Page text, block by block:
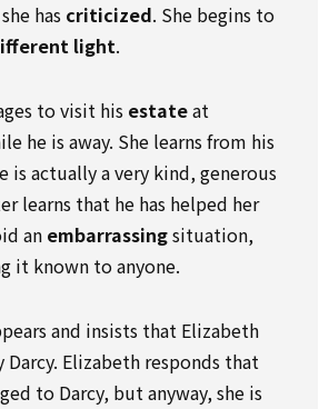
has criticized. She begins to
light.
to visit his estateat
he is away. She learns from his
is actually a very kind, generous
learns that he has helped her
an embarrassingsituation,
it known to anyone.
and insists that Elizabeth
Darcy. Elizabeth responds that
to Darcy, but anyway, she is